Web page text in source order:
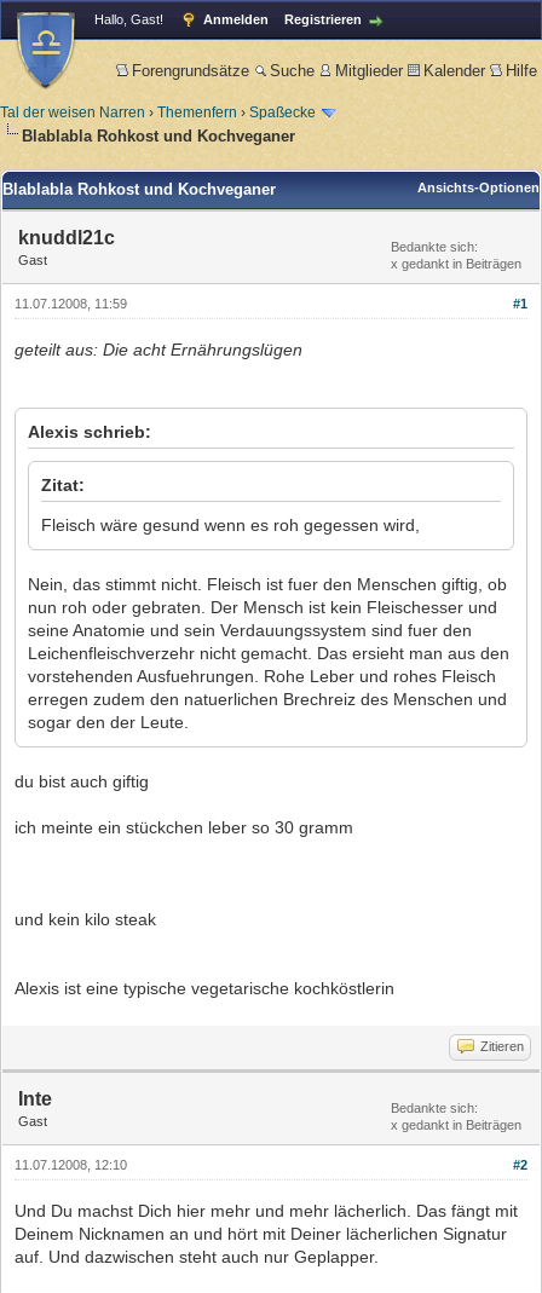
Hallo, Gast! Anmelden Registrieren
Forengrundsätze Suche Mitglieder Kalender Hilfe
Tal der weisen Narren › Themenfern › Spaßecke
Blablabla Rohkost und Kochveganer
Ansichts-Optionen
Blablabla Rohkost und Kochveganer
knuddl21c
Gast
Bedankte sich:
x gedankt in Beiträgen
#1
11.07.12008, 11:59
geteilt aus: Die acht Ernährungslügen
Alexis schrieb:
Zitat:
Fleisch wäre gesund wenn es roh gegessen wird,
Nein, das stimmt nicht. Fleisch ist fuer den Menschen giftig, ob
nun roh oder gebraten. Der Mensch ist kein Fleischesser und
seine Anatomie und sein Verdauungssystem sind fuer den
Leichenfleischverzehr nicht gemacht. Das ersieht man aus den
vorstehenden Ausfuehrungen. Rohe Leber und rohes Fleisch
erregen zudem den natuerlichen Brechreiz des Menschen und
sogar den der Leute.
du bist auch giftig
ich meinte ein stückchen leber so 30 gramm
und kein kilo steak
Alexis ist eine typische vegetarische kochköstlerin
Zitieren
Inte
Gast
Bedankte sich:
x gedankt in Beiträgen
#2
11.07.12008, 12:10
Und Du machst Dich hier mehr und mehr lächerlich. Das fängt mit
Deinem Nicknamen an und hört mit Deiner lächerlichen Signatur
auf. Und dazwischen steht auch nur Geplapper.